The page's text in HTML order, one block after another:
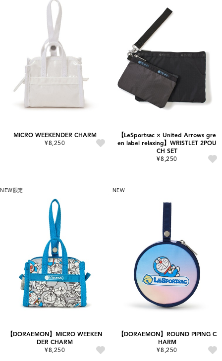
MICRO WEEKENDER CHARM
¥8,250
【LeSportsac × United Arrows gre
en label relaxing】WRISTLET 2POU
CH SET
¥8,250
NEW 限定
【DORAEMON】MICRO WEEKEN
DER CHARM
¥8,250
NEW
【DORAEMON】ROUND PIPING C
HARM
¥8,250